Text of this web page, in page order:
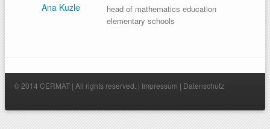
Ana Kuzle
head of mathematics education
elementary schools
© 2014 CERMAT | All rights reserved. | Impressum | Datenschutz